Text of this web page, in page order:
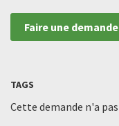
Faire une demande
TAGS
Cette demande n'a